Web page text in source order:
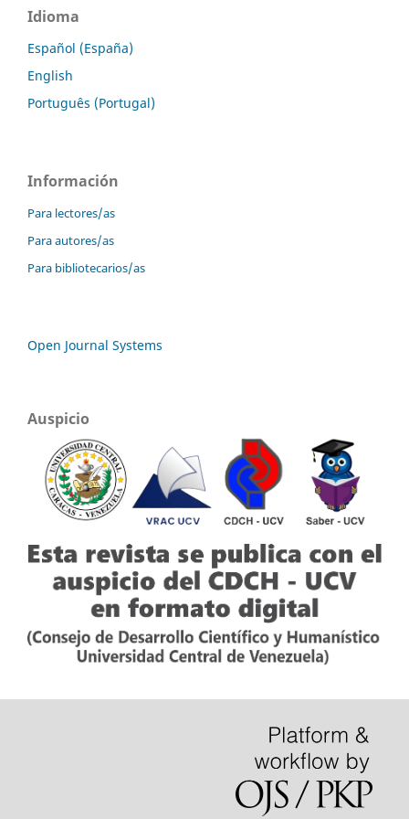
Idioma
Español (España)
English
Português (Portugal)
Información
Para lectores/as
Para autores/as
Para bibliotecarios/as
Open Journal Systems
Auspicio